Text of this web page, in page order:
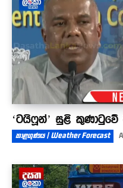
‘ටයිෆූන්’ සුළි කුණාටුවේ
කාළගුණය | Weather Forecast